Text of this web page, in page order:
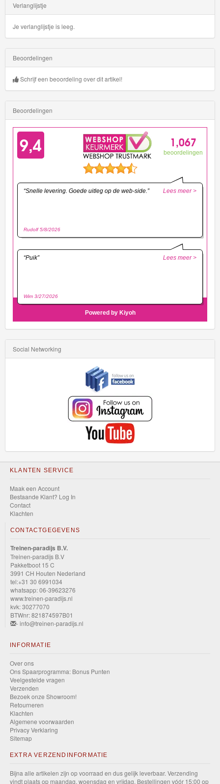
HW
Modified
HW
Moto
HW
Raceday
HW
Race
Team
Rescue
Ride-
Ons
HW
HW
time
HW
Slammed
Graphics
HW
Speed
Team
Torque
HW
Track
Champs
HW
Turbo
HW
Xtreme
Sports
HW
Wagons
HW
the
"80s"
Verlanglijstje
Je verlanglijstje is leeg.
Beoordelingen
Schrijf een beoordeling over dit artikel!
Beoordelingen
Social Networking
KLANTEN SERVICE
Maak een Account
Bestaande Klant? Log In
Contact
Klachten
CONTACTGEGEVENS
Treinen-paradijs B.V.
Treinen-paradijs B.V
Pakketboot 15 C
3991 CH Houten Nederland
tel:+31 30 6991034
whatsapp: 06-39623276
www.treinen-paradijs.nl
kvk: 30277070
BTWnr: 821874597B01
- info@treinen-paradijs.nl
INFORMATIE
Over ons
Ons Spaarprogramma: Bonus Punten
Veelgestelde vragen
Verzenden
Bezoek onze Showroom!
Retourneren
Klachten
Algemene voorwaarden
Privacy Verklaring
Sitemap
EXTRA VERZENDINFORMATIE
Bijna alle artikelen zijn op voorraad en dus gelijk leverbaar. Verzending
vindt plaats op maandag, woensdag en vrijdag. Bestellingen vóór 15:00 op